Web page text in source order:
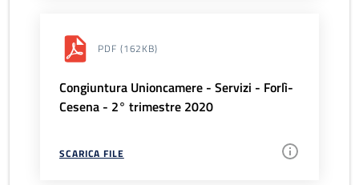
PDF (162KB)
Congiuntura Unioncamere - Servizi - Forlì-
Cesena - 2° trimestre 2020
SCARICA FILE